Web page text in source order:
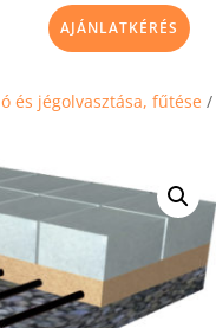
AJÁNLATKÉRÉS
és jégolvasztása, fűtése /